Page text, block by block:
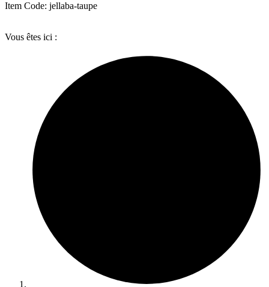
Item Code: jellaba-taupe
Vous êtes ici :